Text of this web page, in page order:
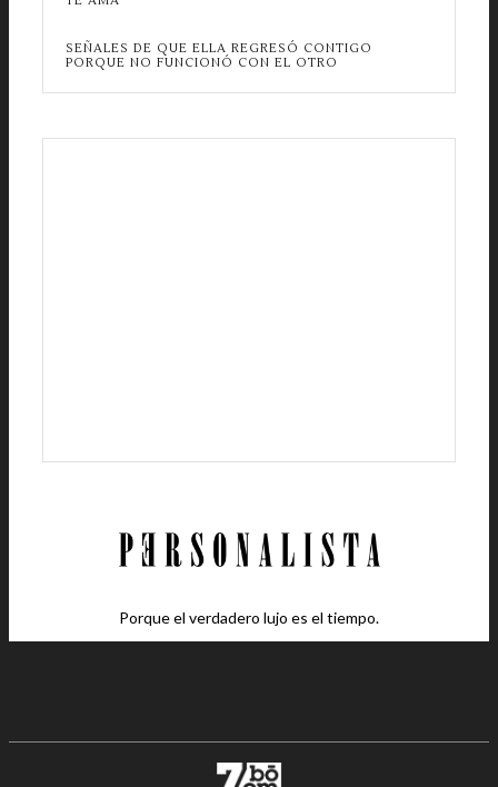
SEÑALES DE QUE ELLA REGRESÓ CONTIGO
PORQUE NO FUNCIONÓ CON EL OTRO
Porque el verdadero lujo es el tiempo.